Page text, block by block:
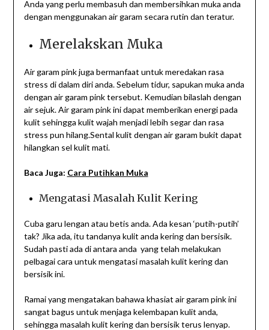
Anda yang perlu membasuh dan membersihkan muka anda
dengan menggunakan air garam secara rutin dan teratur.
Merelakskan Muka
Air garam pink juga bermanfaat untuk meredakan rasa
stress di dalam diri anda. Sebelum tidur, sapukan muka anda
dengan air garam pink tersebut. Kemudian bilaslah dengan
air sejuk. Air garam pink ini dapat memberikan energi pada
kulit sehingga kulit wajah menjadi lebih segar dan rasa
stress pun hilang.Sental kulit dengan air garam bukit dapat
hilangkan sel kulit mati.
Baca Juga: Cara Putihkan Muka
Mengatasi Masalah Kulit Kering
Cuba garu lengan atau betis anda. Ada kesan ‘putih-putih’
tak? Jika ada, itu tandanya kulit anda kering dan bersisik.
Sudah pasti ada di antara anda yang telah melakukan
pelbagai cara untuk mengatasi masalah kulit kering dan
bersisik ini.
Ramai yang mengatakan bahawa khasiat air garam pink ini
sangat bagus untuk menjaga kelembapan kulit anda,
sehingga masalah kulit kering dan bersisik terus lenyap.